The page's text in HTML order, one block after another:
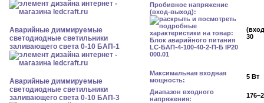
Аварийные диммируемые
светодиодные светильники
заливающего света 0-10 БАП-1
Аварийные диммируемые
светодиодные светильники
заливающего света 0-10 БАП-3
Пробивное напряжение
(вход-выход):
30
Максимальная входная
мощность:
5 Вт
Диапазон входного
напряжения: